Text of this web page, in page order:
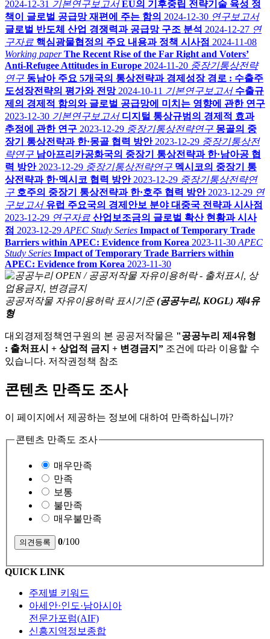
2024-12-31 기본연구보고서 EU의 기후중립 전략기술 육성 정
책이 글로벌 공급망 재편에 주는 함의 2024-12-30 연구보고서
글로벌 반도체 산업 경쟁력과 공급망 구조 분석 2024-12-27 연
구자료 핵심광물협정의 주요 내용과 정책 시사점 2024-11-08
Working paper The Recent Rise of the Far Right and Voters’
Anti-Refugee Attitudes in Europe 2024-11-20 중장기통상전략
연구 동남아 주요 5개국의 통상전략과 경제성장 경로 : 수출주
도성장전략의 평가와 전망 2024-10-11 기본연구보고서 수출규
제의 경제적 함의와 글로벌 공급망에 미치는 영향에 관한 연구
2023-12-30 기본연구보고서 디지털 통상규범의 경제적 효과
추정에 관한 연구 2023-12-29 중장기통상전략연구 몽골의 중
장기 통상전략과 한·몽골 협력 방안 2023-12-29 중장기통상전
략연구 남아프리카공화국의 중장기 통상전략과 한·남아공 협
력 방안 2023-12-29 중장기통상전략연구 멕시코의 중장기 통
상전략과 한·멕시코 협력 방안 2023-12-29 중장기통상전략연
구 호주의 중장기 통상전략과 한·호주 협력 방안 2023-12-29 연
구보고서 유럽 주요국의 경제안보 분야 대중국 전략과 시사점
2023-12-29 연구자료 산업보조금의 글로벌 확산 현황과 시사
점 2023-12-29 APEC Study Series Impact of Temporary Trade
Barriers within APEC: Evidence from Korea 2023-11-30 APEC
Study Series Impact of Temporary Trade Barriers within
APEC: Evidence from Korea 2023-11-30
공공저작물 자유이용허락 표시기준 (공공누리, KOGL) 제4유
형
대외경제정책연구원의 본 공공저작물은 "공공누리 제4유형
: 출처표시 + 상업적 금지 + 변경금지” 조건에 따라 이용할 수
있습니다. 저작권정책 참조
콘텐츠 만족도 조사
이 페이지에서 제공하는 정보에 대하여 만족하십니까?
콘텐츠 만족도 조사
매우만족
만족
보통
불만족
매우불만족
0/100
QUICK LINK
주제별 키워드
아세안·인도·남아시아
전문가포럼(AIF)
신흥지역정보종합